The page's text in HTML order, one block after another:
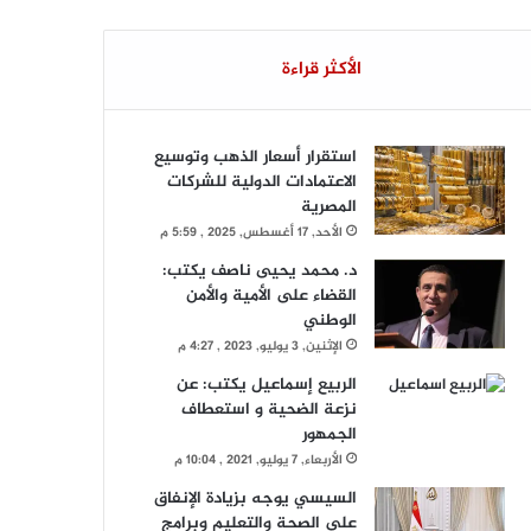
الأكثر قراءة
استقرار أسعار الذهب وتوسيع
الاعتمادات الدولية للشركات
المصرية
الأحد, 17 أغسطس, 2025 , 5:59 م
د. محمد يحيى ناصف يكتب:
القضاء على الأمية والأمن
الوطني
الإثنين, 3 يوليو, 2023 , 4:27 م
الربيع إسماعيل يكتب: عن
نزعة الضحية و استعطاف
الجمهور
الأربعاء, 7 يوليو, 2021 , 10:04 م
السيسي يوجه بزيادة الإنفاق
على الصحة والتعليم وبرامج